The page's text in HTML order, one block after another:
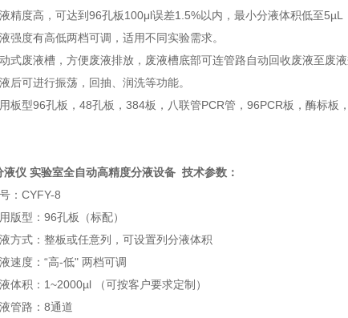
精度高，可达到96孔板100μl误差1.5%以内，最小分液体积低至5µL
强度有高低两档可调，适用不同实验需求。
式废液槽，方便废液排放，废液槽底部可连管路自动回收废液至废液
后可进行振荡，回抽、润洗等功能。
板型96孔板，48孔板，384板，八联管PCR管，96PCR板，酶标板
液仪 实验室全自动高精度分液设备 技术参数：
：CYFY-8
版型：96孔板（标配）
方式：整板或任意列，可设置列分液体积
速度：“高-低" 两档可调
体积：1~2000µl （可按客户要求定制）
管路：8通道